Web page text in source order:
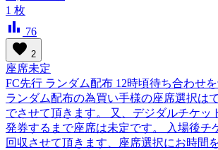
1 枚
bar_chart 76
favorite 2
座席未定
FC先行 ランダム配布 12時頃待ち合わせ
ランダム配布の為買い手様の座席選択は
でさせて頂きます。 又、デジダルチケッ
発券するまで座席は未定です。 入場後チ
回収させて頂きます、座席選択にお時間